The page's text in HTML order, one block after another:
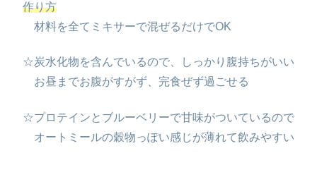
作り方
材料を全てミキサーで混ぜるだけでOK
☆炭水化物を含んでいるので、しっかり腹持ちがいい
お昼までお腹がすがず、完食ぜず過ごせる
☆プロテインとブルーベリーで甘味がついているので
オートミールの穀物っぽい感じが薄れて飲みやすい